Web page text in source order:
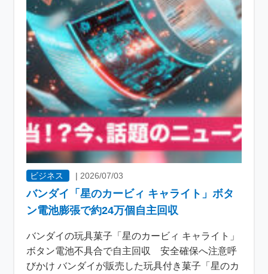
ビジネス |2026/07/03
バンダイ「星のカービィ キャライト」ボタ
ン電池膨張で約24万個自主回収
バンダイの玩具菓子「星のカービィ キャライト」
ボタン電池不具合で自主回収 安全確保へ注意呼
びかけ バンダイが販売した玩具付き菓子「星のカ